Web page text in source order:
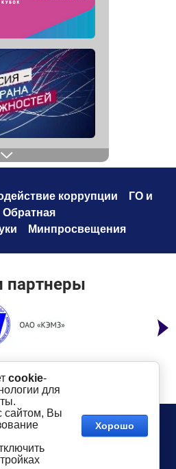
коррупции
ГО и
Обратная
Минпросвещения
партнеры
96-00
19
Дегтярева
Сайт создан в:
megagroup.ru
cookie-
для
сайтом, Вы
Хорошо